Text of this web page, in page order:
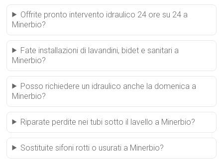
Offrite pronto intervento idraulico 24 ore su 24 a
Minerbio?
Fate installazioni di lavandini, bidet e sanitari a
Minerbio?
Posso richiedere un idraulico anche la domenica a
Minerbio?
Riparate perdite nei tubi sotto il lavello a Minerbio?
Sostituite sifoni rotti o usurati a Minerbio?